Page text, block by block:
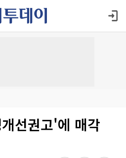
선권고'에 매각